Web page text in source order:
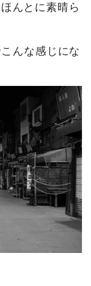
んとに素晴ら
んな感じにな